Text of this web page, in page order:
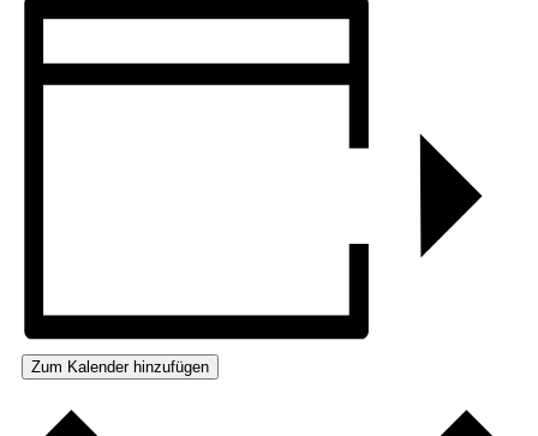
Zum Kalender hinzufügen